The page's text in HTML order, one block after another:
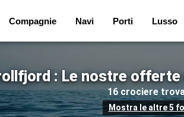
Compagnie Navi Porti Lusso
: Le nostre offerte
16 crociere
Mostra le altre 5